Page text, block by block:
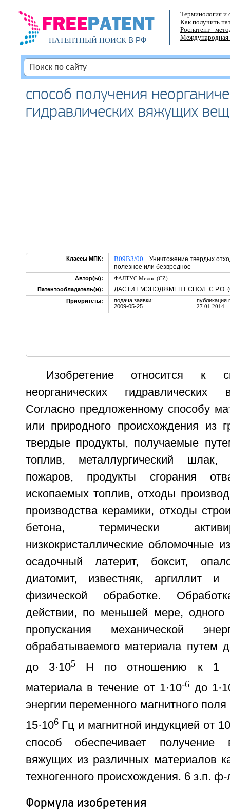
ПАТЕНТНЫЙ ПОИСКВ РФ
Терминология и
Как получить
Роспатент -
Международная
способ получения
гидравлических вяжущих
Классы МПК: B09B3/00 Уничтожение твердых
полезное или безвредное
Автор(ы):
ФАЛТУС Милос (CZ)
Патентообладатель(и):
ДАСТИТ МЭНЭДЖМЕНТ СПОЛ. С.Р.О.
Приоритеты:
подача заявки:
2009-05-25
публикация
27.01.2014
Изобретение относится к
неорганических
Согласно предложенному способу
или природного происхождения из
твердые продукты, получаемые
топлив, металлургический шлак,
пожаров, продукты сгорания
ископаемых топлив, отходы
производства керамики, отходы
бетона, термически
низкокристаллические обломочные
осадочный латерит, боксит,
диатомит, известняк, аргиллит и
физической обработке.
действии, по меньшей мере,
пропускания механической
обрабатываемого материала путем
до 3·105Н по отношению к 1 г
материала в течение от 1·10-6 до
энергии переменного магнитного
15·106Гц и магнитной индукцией от 10
способ обеспечивает получение
вяжущих из различных материалов
техногенного происхождения. 6 з.п.
Формула изобретения